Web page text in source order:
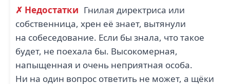
✗ Недостатки Гнилая директриса или
собственница, хрен её знает, вытянули
на собеседование. Если бы знала, что такое
будет, не поехала бы. Высокомерная,
напыщенная и очень неприятная особа.
Ни на один вопрос ответить не может, а щёки